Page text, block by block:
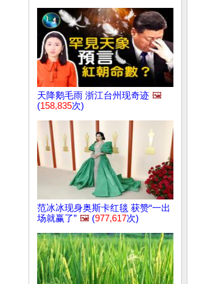
天降鹅毛雨 浙江台州现奇迹 🖼️
(158,835次)
范冰冰现身奥斯卡红毯 获赞“一出
场就赢了” 🖼️ (977,617次)